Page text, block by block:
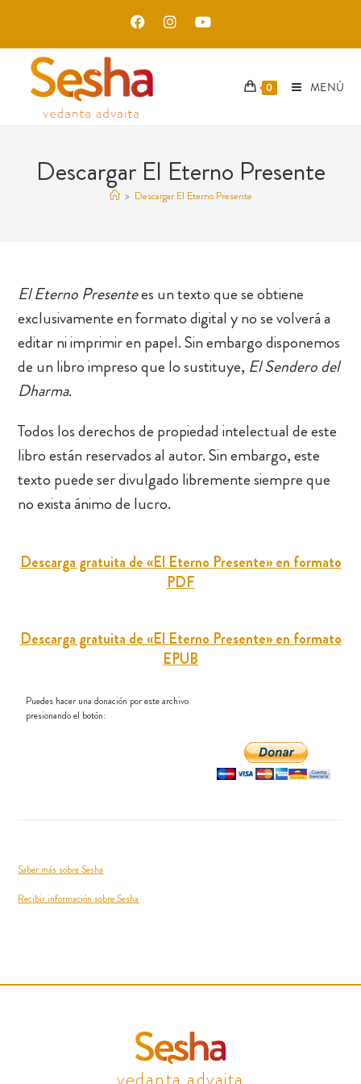
0 MENÚ
Descargar El Eterno Presente
> Descargar El Eterno Presente
El Eterno Presentees un texto que se obtiene
exclusivamente en formato digital y no se volverá a
editar ni imprimir en papel. Sin embargo disponemos
de un libro impreso que lo sustituye, El Sendero del
Dharma.
Todos los derechos de propiedad intelectual de este
libro están reservados al autor. Sin embargo, este
texto puede ser divulgado libremente siempre que
no exista ánimo de lucro.
Descarga gratuita de «El Eterno Presente» en formato
PDF
Descarga gratuita de «El Eterno Presente» en formato
EPUB
Puedes hacer una donación por este archivo
presionando el botón:
Saber más sobre Sesha
Recibir información sobre Sesha